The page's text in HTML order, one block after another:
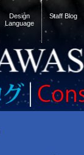
Design
Language
Staff Blog